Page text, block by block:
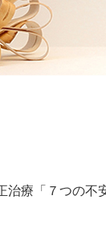
治療「７つの不